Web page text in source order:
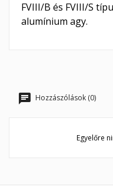
FVIII/B és FVIII/S
alumínium agy.
Hozzászólások (0)
Egyelőre